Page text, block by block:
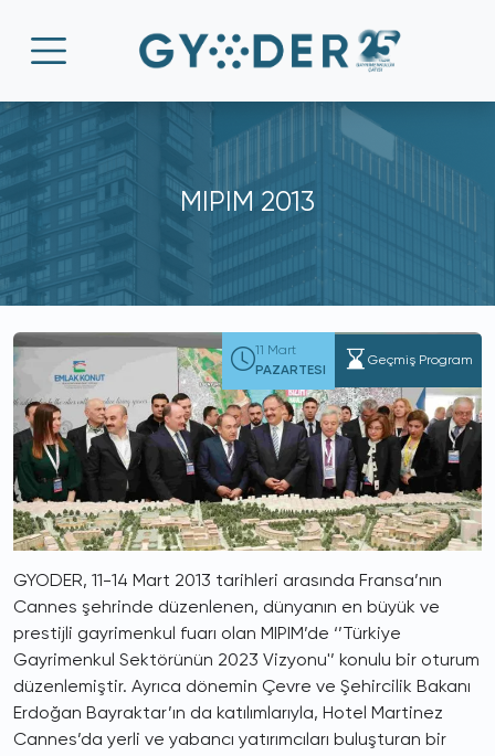
MIPIM 2013
11 Mart
PAZARTESI
Geçmiş Program
GYODER, 11-14 Mart 2013 tarihleri arasında Fransa’nın
Cannes şehrinde düzenlenen, dünyanın en büyük ve
prestijli gayrimenkul fuarı olan MIPIM’de ‘’Türkiye
Gayrimenkul Sektörünün 2023 Vizyonu'’ konulu bir oturum
düzenlemiştir. Ayrıca dönemin Çevre ve Şehircilik Bakanı
Erdoğan Bayraktar’ın da katılımlarıyla, Hotel Martinez
Cannes’da yerli ve yabancı yatırımcıları buluşturan bir